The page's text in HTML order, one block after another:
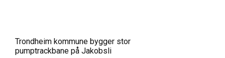
Trondheim kommune bygger stor
pumptrackbane på Jakobsli